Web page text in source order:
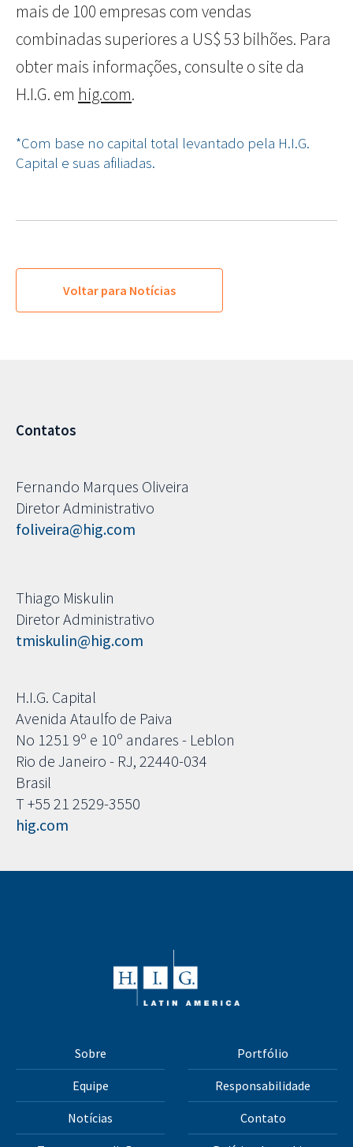
mais de 100 empresas com vendas
combinadas superiores a US$ 53 bilhões. Para
obter mais informações, consulte o site da
H.I.G. em hig.com.
*Com base no capital total levantado pela H.I.G.
Capital e suas afiliadas.
Voltar para Notícias
Contatos
Fernando Marques Oliveira
Diretor Administrativo
foliveira@hig.com
Thiago Miskulin
Diretor Administrativo
tmiskulin@hig.com
H.I.G. Capital
Avenida Ataulfo de Paiva
No 1251 9º e 10º andares - Leblon
Rio de Janeiro - RJ, 22440-034
Brasil
T +55 21 2529-3550
hig.com
Sobre Portfólio
Equipe Responsabilidade
Notícias Contato